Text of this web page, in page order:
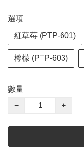
選項
紅草莓 (PTP-601)
檸檬 (PTP-603)
數量
−
+